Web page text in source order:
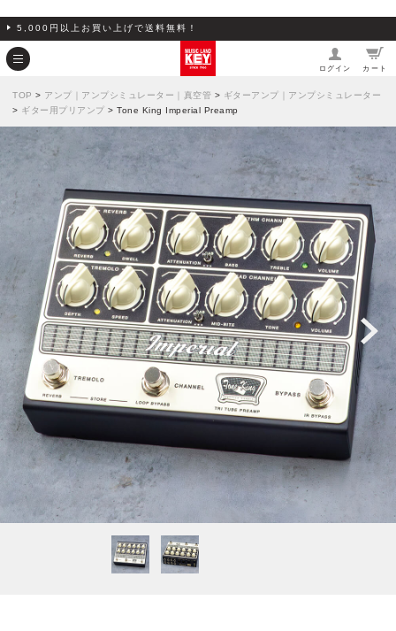
5,000円以上お買い上げで送料無料！
ログイン カート
TOP > アンプ｜アンプシミュレーター｜真空管 > ギターアンプ｜アンプシミュレーター
> ギター用プリアンプ > Tone King Imperial Preamp